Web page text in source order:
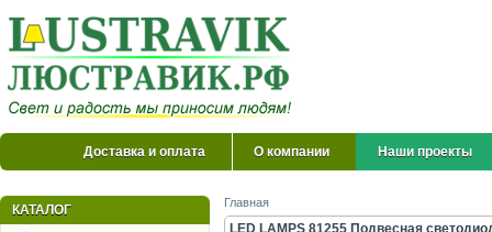
Доставка и оплата О компании Наши проекты
КАТАЛОГ Главная
LED LAMPS 81255 Подвесная